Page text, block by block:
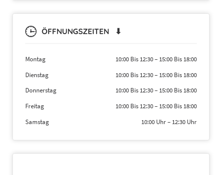
ÖFFNUNGSZEITEN ⬇
Montag 10:00 Bis 12:30– 15:00 Bis 18:00
Dienstag
10:00 Bis 12:30– 15:00 Bis 18:00
Donnerstag
10:00 Bis 12:30– 15:00 Bis 18:00
Freitag
10:00 Bis 12:30– 15:00 Bis 18:00
Samstag
10:00 Uhr– 12:30 Uhr